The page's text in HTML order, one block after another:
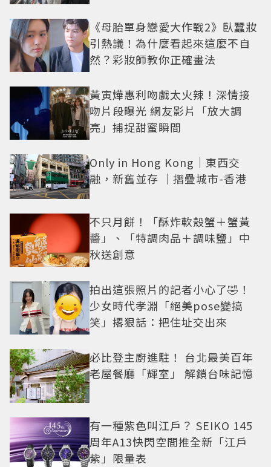
《母胎單身戀愛大作戰2》臥蠶妝
引熱議！為什麼看起來這麼不自
然？彩妝師教你正確畫法
黃寅燁惠利吻戲太火辣！深情接
吻片段曝光 網友影片「放大調
亮」捕捉甜蜜瞬間
Only in Hong Kong｜東西交
融，新舊並存 ｜摺疊城市-香港
不只月餅！「酥炸軟殼蟹＋蟹黃
醬」、「特調肉品＋調味鹽」中
秋送創意
拍出這張照片的記者小心了🤣！
少女時代孝淵「絕美pose變搞
笑」撂狠話：把住址交出來
必比登主廚進駐！ 台北最美百年
老屋餐廳「輝室」 解鎖台味記憶
有一種紫色叫江戶？ SEIKO 145
周年A13快閃空間推全新「江戶
紫」限量表